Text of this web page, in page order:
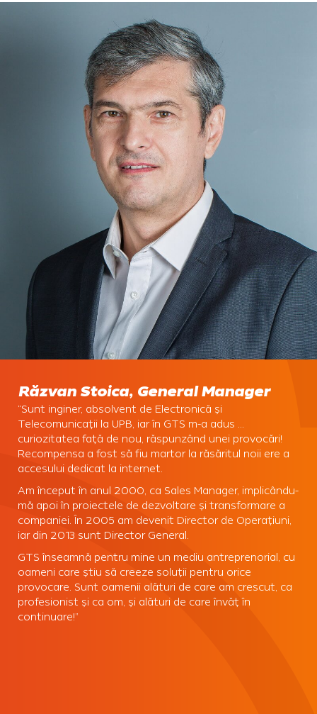
Răzvan Stoica, General Manager
“Sunt inginer, absolvent de Electronică și
Telecomunicații la UPB, iar în GTS m-a adus …
curiozitatea față de nou, răspunzând unei provocări!
Recompensa a fost să fiu martor la răsăritul noii ere a
accesului dedicat la internet.
Am început în anul 2000, ca Sales Manager, implicându-
mă apoi în proiectele de dezvoltare și transformare a
companiei. În 2005 am devenit Director de Operațiuni,
iar din 2013 sunt Director General.
GTS înseamnă pentru mine un mediu antreprenorial, cu
oameni care știu să creeze soluții pentru orice
provocare. Sunt oamenii alături de care am crescut, ca
profesionist și ca om, și alături de care învăț în
continuare!”